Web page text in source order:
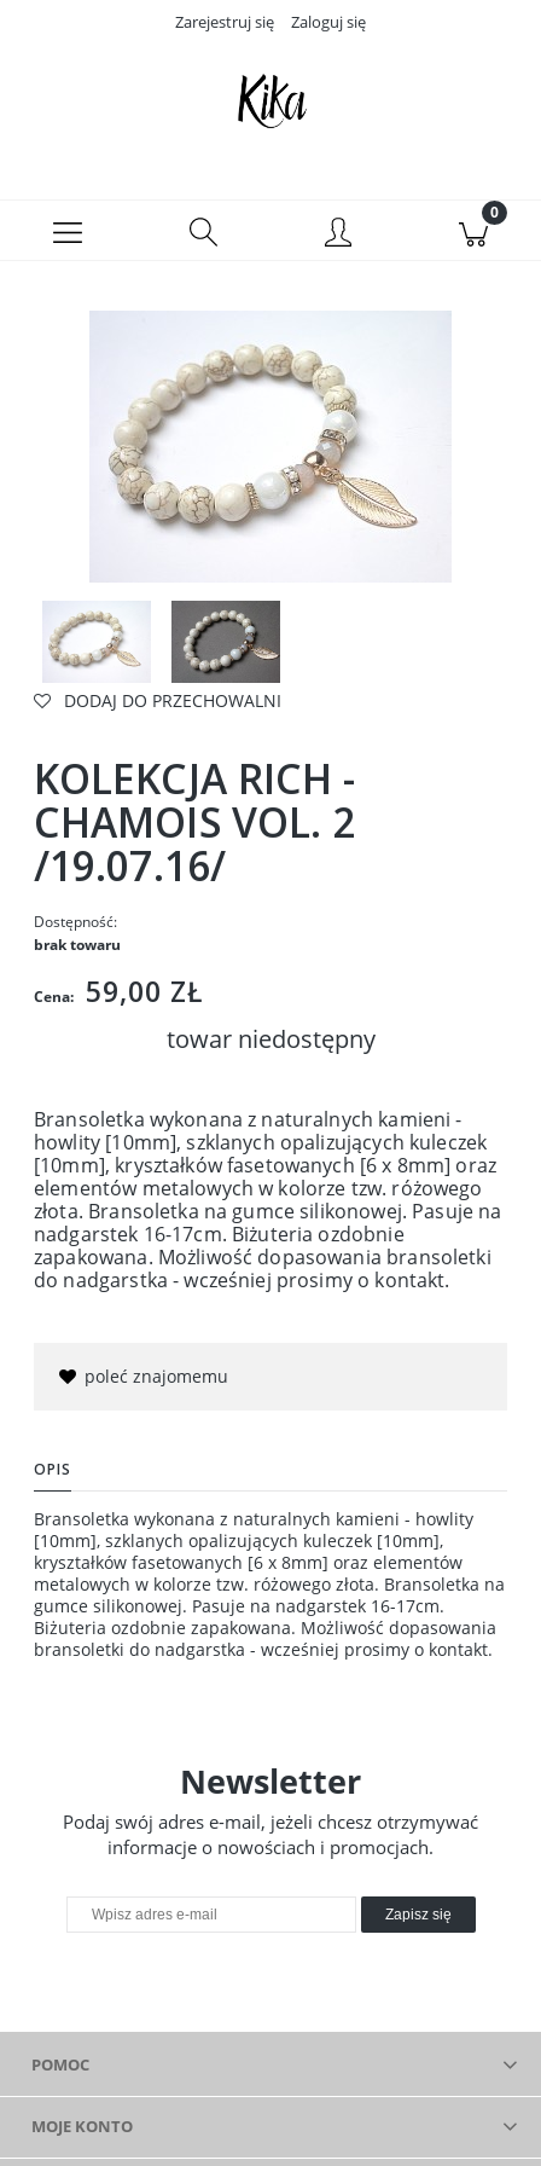
Zarejestruj się Zaloguj się
DODAJ DO PRZECHOWALNI
KOLEKCJA RICH -
CHAMOIS VOL. 2
/19.07.16/
Dostępność:
brak towaru
Cena: 59,00 ZŁ
towar niedostępny
Bransoletka wykonana z naturalnych kamieni -
howlity [10mm], szklanych opalizujących kuleczek
[10mm], kryształków fasetowanych [6 x 8mm] oraz
elementów metalowych w kolorze tzw. różowego
złota. Bransoletka na gumce silikonowej. Pasuje na
nadgarstek 16-17cm. Biżuteria ozdobnie
zapakowana. Możliwość dopasowania bransoletki
do nadgarstka - wcześniej prosimy o kontakt.
poleć znajomemu
OPIS
Bransoletka wykonana z naturalnych kamieni - howlity
[10mm], szklanych opalizujących kuleczek [10mm],
kryształków fasetowanych [6 x 8mm] oraz elementów
metalowych w kolorze tzw. różowego złota. Bransoletka na
gumce silikonowej. Pasuje na nadgarstek 16-17cm.
Biżuteria ozdobnie zapakowana. Możliwość dopasowania
bransoletki do nadgarstka - wcześniej prosimy o kontakt.
Newsletter
Podaj swój adres e-mail, jeżeli chcesz otrzymywać
informacje o nowościach i promocjach.
Zapisz się
POMOC
MOJE KONTO